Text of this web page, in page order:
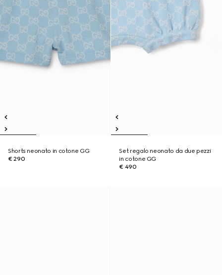
Shorts neonato in cotone GG
€ 290
Set regalo neonato da due pezzi
in cotone GG
€ 490